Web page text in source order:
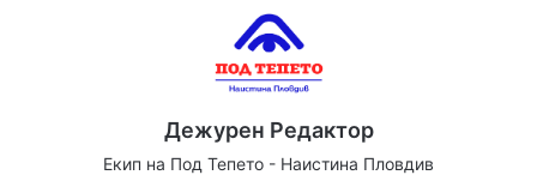
Дежурен Редактор
Екип на Под Тепето - Наистина Пловдив